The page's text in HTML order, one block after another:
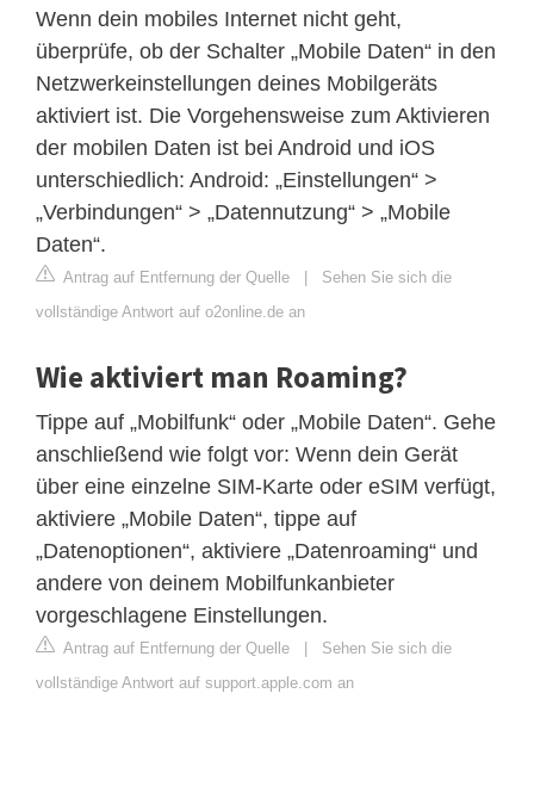
Wenn dein mobiles Internet nicht geht,
überprüfe, ob der Schalter „Mobile Daten“ in den
Netzwerkeinstellungen deines Mobilgeräts
aktiviert ist. Die Vorgehensweise zum Aktivieren
der mobilen Daten ist bei Android und iOS
unterschiedlich: Android: „Einstellungen“ >
„Verbindungen“ > „Datennutzung“ > „Mobile
Daten“.
Antrag auf Entfernung der Quelle | Sehen Sie sich die
vollständige Antwort auf o2online.de an
Wie aktiviert man Roaming?
Tippe auf „Mobilfunk“ oder „Mobile Daten“. Gehe
anschließend wie folgt vor: Wenn dein Gerät
über eine einzelne SIM-Karte oder eSIM verfügt,
aktiviere „Mobile Daten“, tippe auf
„Datenoptionen“, aktiviere „Datenroaming“ und
andere von deinem Mobilfunkanbieter
vorgeschlagene Einstellungen.
Antrag auf Entfernung der Quelle | Sehen Sie sich die
vollständige Antwort auf support.apple.com an